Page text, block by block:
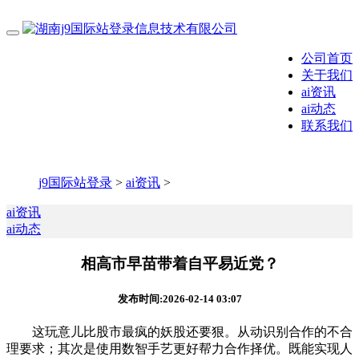
公司首页
关于我们
ai资讯
ai动态
联系我们
j9国际站登录 > ai资讯 >
ai资讯
ai动态
相高市早苗带着自平易近党？
发布时间:2026-02-14 03:07
这玩意儿比股市最疯的妖股还要狠。从动识别合作的不合
理要求；其次是使用数智手艺更好帮力合作择优。既能实现人